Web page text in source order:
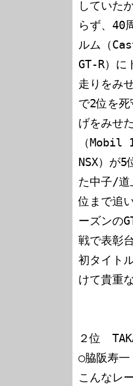
していた
らず、40
ルム（
GT-R）に
走りをみ
で2位を
げをみせ
（Mobil
NSX）が
た中子/道
位まで追
ーズンの
戦で表彰
初タイト
けて貴重
２位　
○脇阪寿
こんなレ